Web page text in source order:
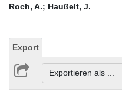
Roch, A.; Haußelt, J.
Export
Exportieren als ...